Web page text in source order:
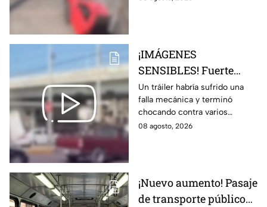
¡IMÁGENES
SENSIBLES! Fuerte
choque de tráiler deja
una brut4l carambola
en Aguascalientes
Un tráiler habría sufrido una
falla mecánica y terminó
chocando contra varios
vehículos.
08 agosto, 2026
¡Nuevo aumento! Pasaje
de transporte público